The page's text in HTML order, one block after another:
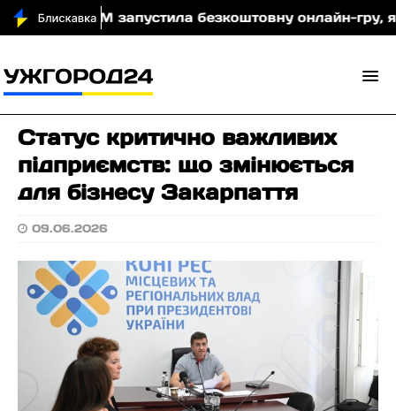
МОМ запустила безкоштовну онлайн-гру, яка
Статус критично важливих
підприємств: що змінюється
для бізнесу Закарпаття
09.06.2026